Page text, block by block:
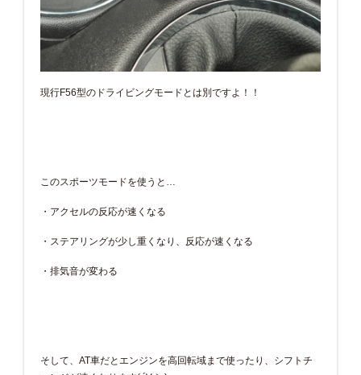
現行F56型のドライビングモードとは別ですよ！！
このスポーツモードを使うと…
・アクセルの反応が速くなる
・ステアリングが少し重くなり、反応が速くなる
・排気音が変わる
そして、AT車だとエンジンを高回転域まで使ったり、シフトチ